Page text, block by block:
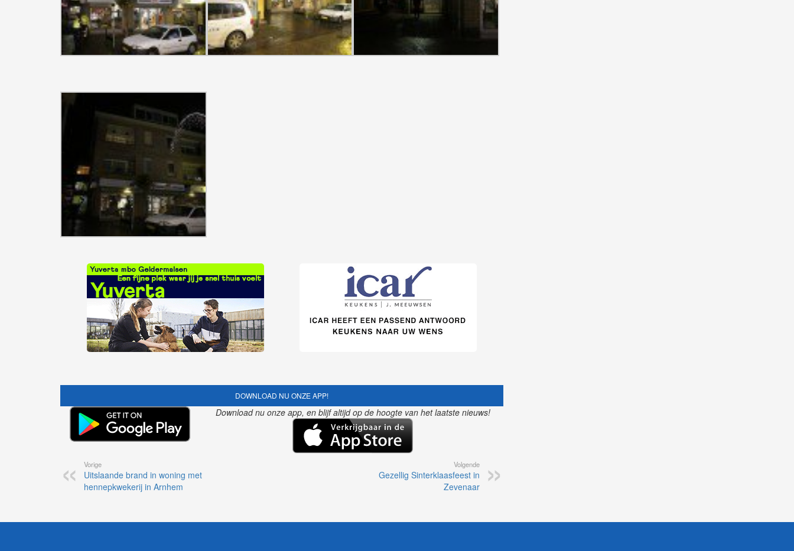
DOWNLOAD NU ONZE APP!
Download nu onze app, en blijf altijd op de hoogte van het laatste nieuws!
Vorige
Uitslaande brand in woning met
hennepkwekerij in Arnhem
Volgende
Gezellig Sinterklaasfeest in
Zevenaar